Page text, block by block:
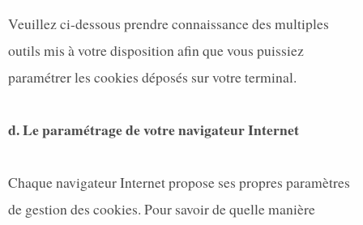
Veuillez ci-dessous prendre connaissance des multiples
outils mis à votre disposition afin que vous puissiez
paramétrer les cookies déposés sur votre terminal.
d. Le paramétrage de votre navigateur Internet
Chaque navigateur Internet propose ses propres paramètres
de gestion des cookies. Pour savoir de quelle manière